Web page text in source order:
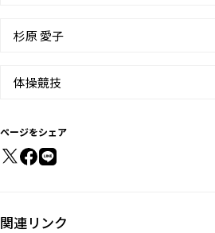
杉原 愛子
体操競技
ページをシェア
関連リンク